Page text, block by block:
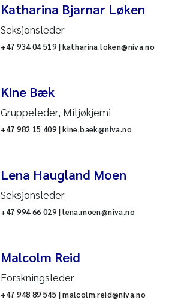
Katharina Bjarnar Løken
Seksjonsleder
+47 934 04 519 | katharina.loken@niva.no
Kine Bæk
Gruppeleder, Miljøkjemi
+47 982 15 409 | kine.baek@niva.no
Lena Haugland Moen
Seksjonsleder
+47 994 66 029 | lena.moen@niva.no
Malcolm Reid
Forskningsleder
+47 948 89 545 | malcolm.reid@niva.no